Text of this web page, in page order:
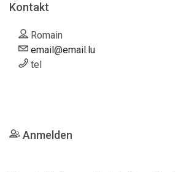
Kontakt
Romain
email@email.lu
tel
Anmelden